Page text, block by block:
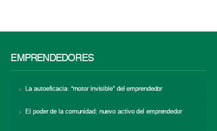
EMPRENDEDORES
La autoeficacia: “motor invisible” del emprendedor
El poder de la comunidad: nuevo activo del emprendedor